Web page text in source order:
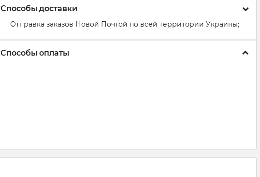
Способы доставки
Отправка заказов Новой Почтой по всей территории Украины;
Способы оплаты